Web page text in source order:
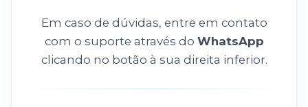
Em caso de dúvidas, entre em contato
com o suporte através do WhatsApp
clicando no botão à sua direita inferior.